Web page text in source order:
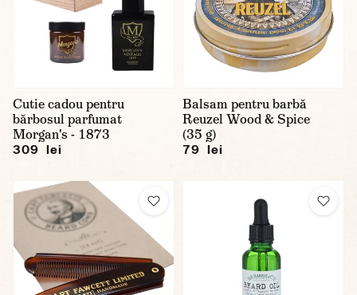
Cutie cadou pentru
bărbosul parfumat
Morgan's - 1873
309 lei
Balsam pentru barbă
Reuzel Wood & Spice
(35 g)
79 lei